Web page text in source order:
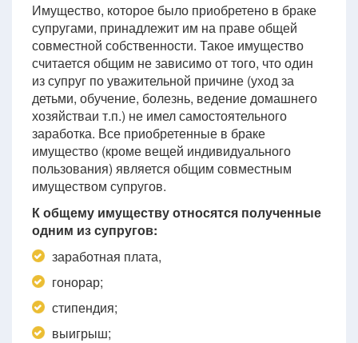
Имущество, которое было приобретено в браке
супругами, принадлежит им на праве общей
совместной собственности. Такое имущество
считается общим не зависимо от того, что один
из супруг по уважительной причине (уход за
детьми, обучение, болезнь, ведение домашнего
хозяйстваи т.п.) не имел самостоятельного
заработка. Все приобретенные в браке
имущество (кроме вещей индивидуального
пользования) является общим совместным
имуществом супругов.
К общему имуществу относятся полученные
одним из супругов:
заработная плата,
гонорар;
стипендия;
выигрыш;